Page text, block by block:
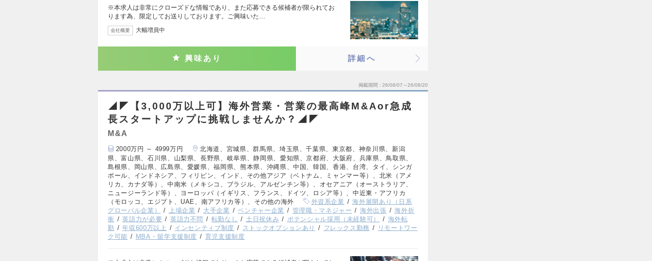
※本求人は非常にクローズドな情報であり、また応募できる候補者が限られてお
ります為、限定してお送りしております。ご興味いた…
会社概要 大幅増員中
興味あり 詳細へ
掲載期間 26/08/07～26/08/20
◢◤【3,000万以上可】海外営業・営業の最高峰M&Aor急成
長スタートアップに挑戦しませんか？◢◤
M&A
2000万円 ～ 4999万円
北海道、宮城県、群馬県、埼玉県、千葉県、東京都、神奈川県、新潟
県、富山県、石川県、山梨県、長野県、岐阜県、静岡県、愛知県、京都府、大阪府、兵庫県、鳥取県、
島根県、岡山県、広島県、愛媛県、福岡県、熊本県、沖縄県、中国、韓国、香港、台湾、タイ、シンガ
ポール、インドネシア、フィリピン、インド、その他アジア（ベトナム、ミャンマー等）、北米（アメ
リカ、カナダ等）、中南米（メキシコ、ブラジル、アルゼンチン等）、オセアニア（オーストラリア、
ニュージーランド等）、ヨーロッパ（イギリス、フランス、ドイツ、ロシア等）、中近東・アフリカ
（モロッコ、エジプト、UAE、南アフリカ等）、その他の海外
外資系企業
海外展開あり（日系
グローバル企業）
上場企業 大手企業 ベンチャー企業 管理職・マネジャー 海外出張
海外折
衝
英語力が必要 英語力不問 転勤なし 土日祝休み ポテンシャル採用（未経験可）
海外転
勤
年収600万以上 インセンティブ制度 ストックオプションあり フレックス勤務
リモートワー
ク可能
MBA・留学支援制度 育児支援制度